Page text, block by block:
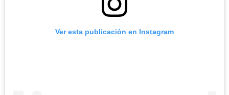
Ver esta publicación en Instagram